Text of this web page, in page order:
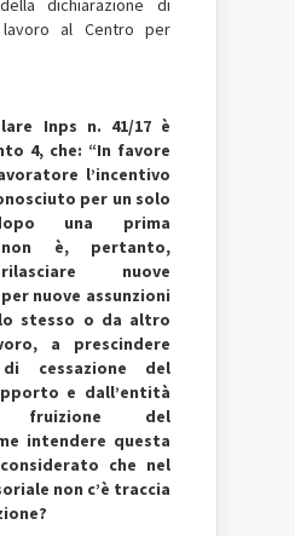
dichiarazione di
al Centro per
Inps n. 41/17 è
4, che: “In favore
l’incentivo
per un solo
una prima
non è, pertanto,
nuove
nuove assunzioni
stesso o da altro
a prescindere
cessazione del
e dall’entità
fruizione del
intendere questa
che nel
non c’è traccia